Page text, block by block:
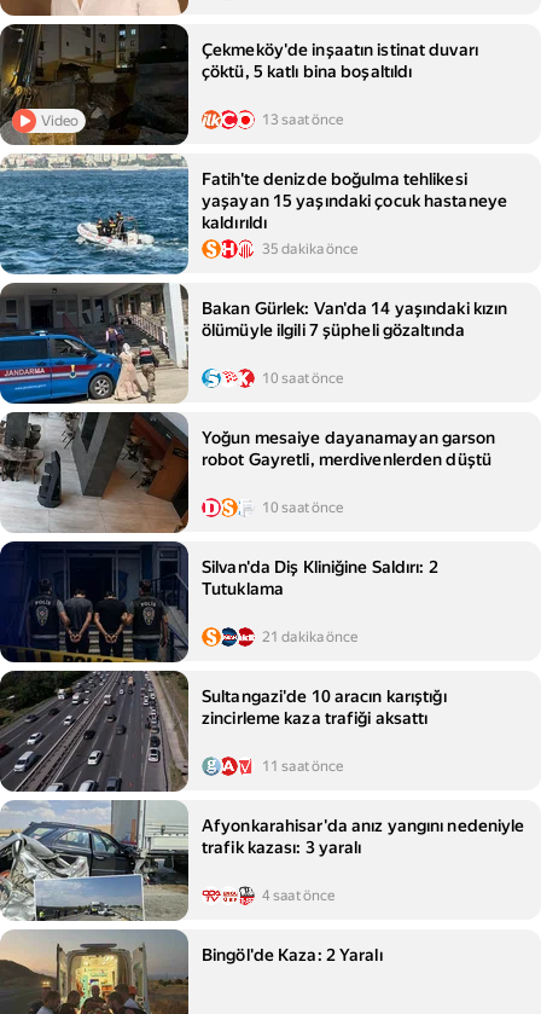
Video
Çekmeköy'de inşaatın istinat duvarı
çöktü, 5 katlı bina boşaltıldı
13 saat önce
Fatih'te denizde boğulma tehlikesi
yaşayan 15 yaşındaki çocuk hastaneye
kaldırıldı
35 dakika önce
Bakan Gürlek: Van'da 14 yaşındaki kızın
ölümüyle ilgili 7 şüpheli gözaltında
10 saat önce
Yoğun mesaiye dayanamayan garson
robot Gayretli, merdivenlerden düştü
10 saat önce
Silvan'da Diş Kliniğine Saldırı: 2
Tutuklama
21 dakika önce
Sultangazi'de 10 aracın karıştığı
zincirleme kaza trafiği aksattı
11 saat önce
Afyonkarahisar'da anız yangını nedeniyle
trafik kazası: 3 yaralı
4 saat önce
Bingöl'de Kaza: 2 Yaralı